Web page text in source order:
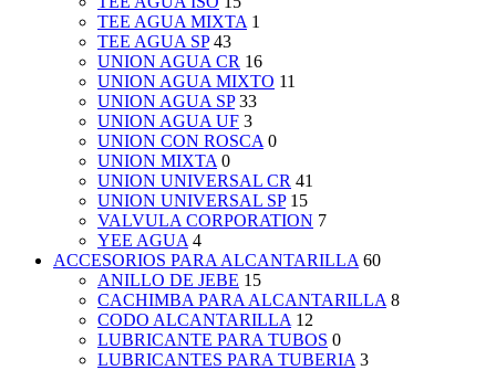
TEE AGUA MIXTA 1
TEE AGUA SP 43
UNION AGUA CR 16
UNION AGUA MIXTO 11
UNION AGUA SP 33
UNION AGUA UF 3
UNION CON ROSCA 0
UNION MIXTA 0
UNION UNIVERSAL CR 41
UNION UNIVERSAL SP 15
VALVULA CORPORATION 7
YEE AGUA 4
ACCESORIOS PARA ALCANTARILLA 60
ANILLO DE JEBE 15
CACHIMBA PARA ALCANTARILLA 8
CODO ALCANTARILLA 12
LUBRICANTE PARA TUBOS 0
LUBRICANTES PARA TUBERIA 3